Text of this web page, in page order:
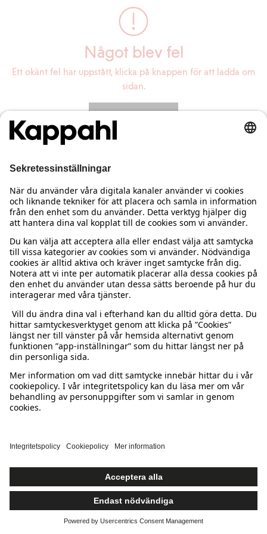
Något blev fel
Ett okänt fel har uppstått, klicka på knappen för att ladda om
sidan.